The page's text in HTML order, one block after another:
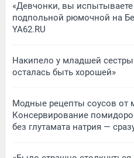
«Девчонки, вы испытываете
подпольной рюмочной на
YA62.RU
Накипело у младшей
осталась быть хорошей»
Модные рецепты соусов от
Консервирование
без глутамата натрия —